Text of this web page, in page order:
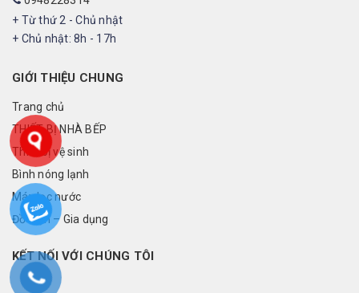
+ Từ thứ 2 - Chủ nhật
+ Chủ nhật: 8h - 17h
GIỚI THIỆU CHUNG
Trang chủ
THIẾT BỊ NHÀ BẾP
Thiết bị vệ sinh
Bình nóng lạnh
Máy lọc nước
Đồ điện – Gia dụng
KẾT NỐI VỚI CHÚNG TÔI